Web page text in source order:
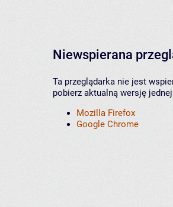
Niewspierana
Ta przeglądarka nie jest
pobierz aktualną wersję
Mozilla Firefox
Google Chrome